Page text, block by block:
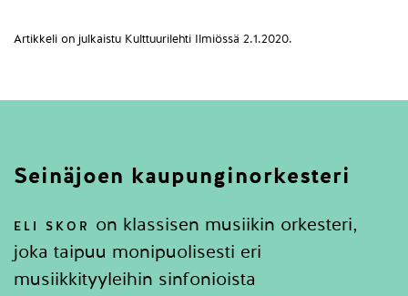
Artikkeli on julkaistu Kulttuurilehti Ilmiössä 2.1.2020.
Seinäjoen kaupunginorkesteri
ELI SKOR
on klassisen musiikin orkesteri,
joka taipuu monipuolisesti eri
musiikkityyleihin sinfonioista